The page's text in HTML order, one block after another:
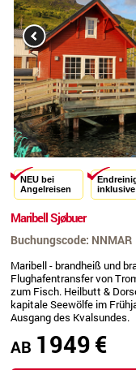
Previous
NEU bei
Angelreisen
inklusive
Maribell Sjøbuer
Buchungscode: NNMAR
Maribell - brandheiß und
Flughafentransfer von
zum Fisch. Heilbutt &
kapitale Seewölfe im
Ausgang des Kvalsundes.
AB 1949€